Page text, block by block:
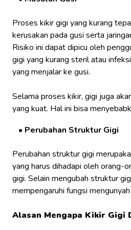
Proses kikir gigi yang kurang
kerusakan pada gusi serta
Risiko ini dapat dipicu oleh
gigi yang kurang steril atau
yang menjalar ke gusi.
Selama proses kikir, gigi juga
yang kuat. Hal ini bisa
Perubahan Struktur Gigi
Perubahan struktur gigi
yang harus dihadapi oleh orang-
gigi. Selain mengubah struktur
mempengaruhi fungsi
Alasan Mengapa Kikir Gigi